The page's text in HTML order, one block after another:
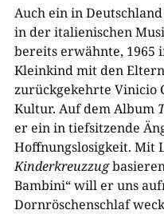
Auch ein in
in der italienischen
bereits erwähnte, 1965
Kleinkind mit den
zurückgekehrte Vinicio
Kultur. Auf dem Album
er ein in tiefsitzende
Hoffnungslosigkeit. Mit
Kinderkreuzzug
Bambini“ will er uns
Dornröschenschlaf